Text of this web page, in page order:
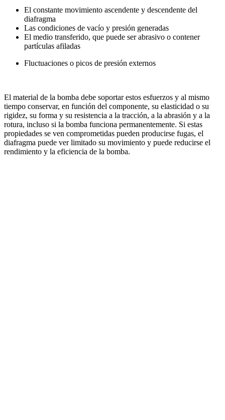
El constante movimiento ascendente y descendente del
diafragma
Las condiciones de vacío y presión generadas
El medio transferido, que puede ser abrasivo o contener
partículas afiladas
Fluctuaciones o picos de presión externos
El material de la bomba debe soportar estos esfuerzos y al mismo
tiempo conservar, en función del componente, su elasticidad o su
rigidez, su forma y su resistencia a la tracción, a la abrasión y a la
rotura, incluso si la bomba funciona permanentemente. Si estas
propiedades se ven comprometidas pueden producirse fugas, el
diafragma puede ver limitado su movimiento y puede reducirse el
rendimiento y la eficiencia de la bomba.